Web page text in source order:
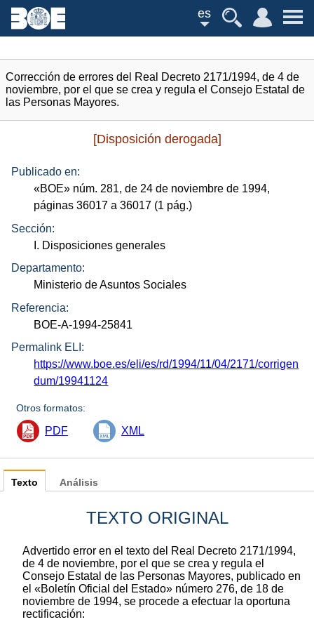
es
Corrección de errores del Real Decreto 2171/1994, de 4 de
noviembre, por el que se crea y regula el Consejo Estatal de
las Personas Mayores.
[Disposición derogada]
Publicado en:
«BOE» núm. 281, de 24 de noviembre de 1994,
páginas 36017 a 36017 (1 pág.)
Sección:
I. Disposiciones generales
Departamento:
Ministerio de Asuntos Sociales
Referencia:
BOE-A-1994-25841
Permalink ELI:
https://www.boe.es/eli/es/rd/1994/11/04/2171/corrigen
dum/19941124
Otros formatos:
PDF XML
Texto
TEXTO ORIGINAL
Advertido error en el texto del Real Decreto 2171/1994,
de 4 de noviembre, por el que se crea y regula el
Consejo Estatal de las Personas Mayores, publicado en
el «Boletín Oficial del Estado» número 276, de 18 de
noviembre de 1994, se procede a efectuar la oportuna
rectificación:
Análisis